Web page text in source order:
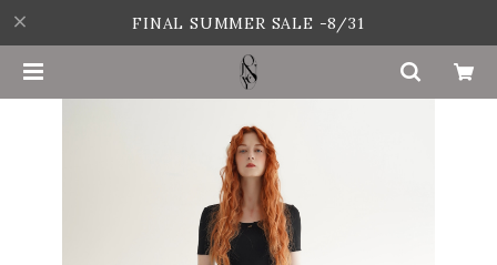
FINAL SUMMER SALE -8/31